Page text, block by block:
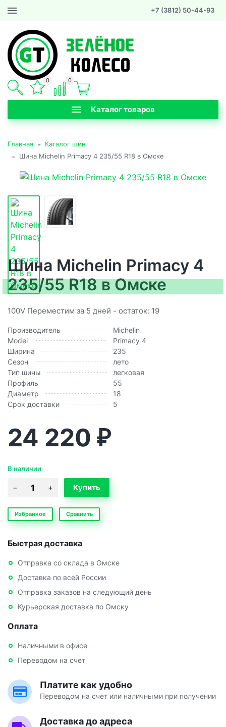
+7 (3812) 50-44-93
Каталог товаров
0 0
Главная - Каталог шин
- Шина Michelin Primacy 4 235/55 R18 в Омске
Шина Michelin Primacy 4
235/55 R18 в Омске
100V Переместим за 5 дней - остаток: 19
Производитель
Michelin
Model
Primacy 4
Ширина
235
Сезон
лето
Тип шины
легковая
Профиль
55
Диаметр
18
Срок доставки
5
24 220 ₽
В наличии
Избранное Сравнить
Быстрая доставка
Отправка со склада в Омске
Доставка по всей России
Отправка заказов на следующий день
Курьерская доставка по Омску
Оплата
Наличными в офисе
Переводом на счет
Платите как удобно
Переводом на счет или наличными при получении
Доставка до адреса